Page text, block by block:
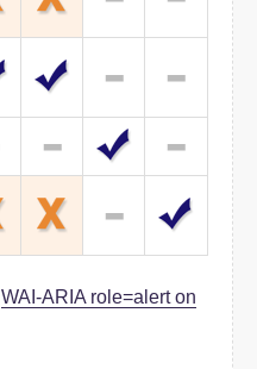
WAI-ARIA role=alert on